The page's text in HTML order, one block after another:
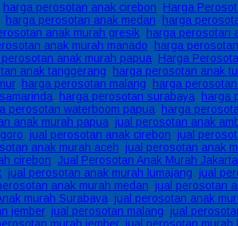
harga perosotan anak cirebon, Harga
, harga perosotan anak medan, harga
anak murah gresik, harga perosotan
anak murah manado, harga
perosotan anak murah papua, Harga
anak tanggerang, harga perosotan anak
, harga perosotan malang, harga
, harga perosotan surabaya, harga
perosotan waterboom papua, harga
anak murah papua, jual perosotan anak
, jual perosotan anak cirebon, jual
anak murah aceh, jual perosotan anak
cirebon, Jual Perosotan Anak Murah Jakarta
, jual perosotan anak murah lumajang, jual
anak murah medan, jual perosotan
murah Surabaya, jual perosotan anak
jember, jual perosotan malang, jual